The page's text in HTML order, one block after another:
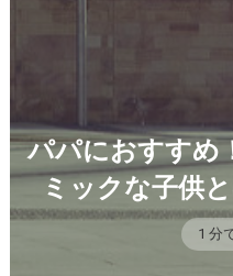
パパにおすすめ
ミックな子供
1 分